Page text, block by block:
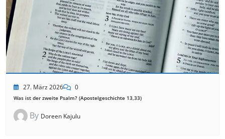
27. März 2026 0
Was ist der zweite Psalm? (Apostelgeschichte 13,33)
By Doreen Kajulu